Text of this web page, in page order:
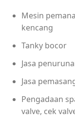
Mesin
kencang
Tanky bocor
Jasa
Jasa
Pengadaan
valve, cek